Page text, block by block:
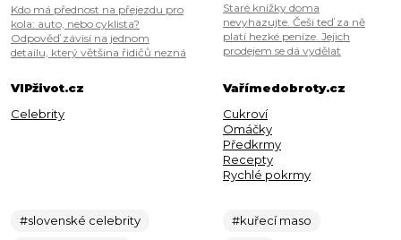
Kdo má přednost na přejezdu pro
kola: auto, nebo cyklista?
Odpověď závisí na jednom
detailu, který většina řidičů nezná
Staré knížky doma
nevyhazujte. Češi teď za ně
platí hezké peníze. Jejich
prodejem se dá vydělat
VIPživot.cz
Celebrity
#slovenské celebrity
Vařímedobroty.cz
Cukroví
Omáčky
Předkrmy
Recepty
Rychlé pokrmy
#kuřecí maso